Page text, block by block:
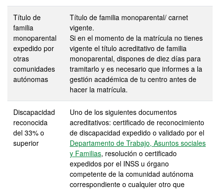
Título de
familia
monoparental
expedido por
otras
comunidades
autónomas
Título de familia monoparental/ carnet
vigente.
Si en el momento de la matrícula no tienes
vigente el título acreditativo de familia
monoparental, dispones de diez días para
tramitarlo y es necesario que informes a la
gestión académica de tu centro antes de
hacer la matrícula.
Discapacidad
reconocida
del 33% o
superior
Uno de los siguientes documentos
acreditativos: certificado de reconocimiento
de discapacidad expedido o validado por el
Departamento de Trabajo, Asuntos sociales
y Familias, resolución o certificado
expedidos por el INSS u órgano
competente de la comunidad autónoma
correspondiente o cualquier otro que